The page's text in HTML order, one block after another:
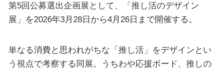
第5回公募選出企画展として、「推し活のデザイン
展」を2026年3月28日から4月26日まで開催する。
単なる消費と思われがちな「推し活」をデザインとい
う視点で考察する同展。うちわや応援ボード、推しの